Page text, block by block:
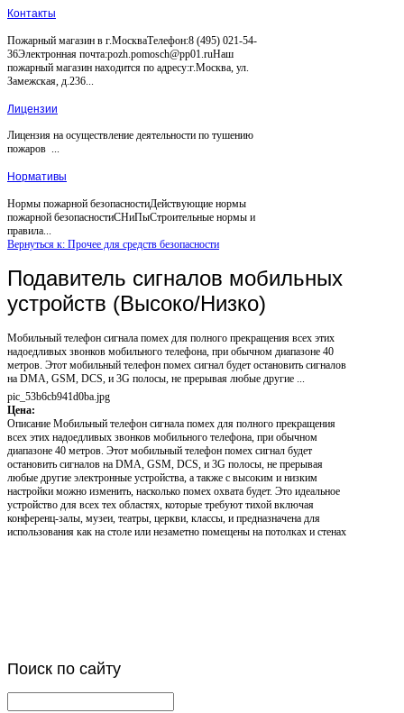
Контакты
Пожарный магазин в г.МоскваТелефон:8 (495) 021-54-
36Электронная почта:pozh.pomosch@pp01.ruНаш
пожарный магазин находится по адресу:г.Москва, ул.
Замежская, д.236...
Лицензии
Лицензия на осуществление деятельности по тушению
пожаров ...
Нормативы
Нормы пожарной безопасностиДействующие нормы
пожарной безопасностиСНиПыСтроительные нормы и
правила...
Вернуться к: Прочее для средств безопасности
Подавитель сигналов мобильных
устройств (Высоко/Низко)
Мобильный телефон сигнала помех для полного прекращения всех этих
надоедливых звонков мобильного телефона, при обычном диапазоне 40
метров. Этот мобильный телефон помех сигнал будет остановить сигналов
на DMA, GSM, DCS, и 3G полосы, не прерывая любые другие ...
pic_53b6cb941d0ba.jpg
Цена:
Описание Мобильный телефон сигнала помех для полного прекращения
всех этих надоедливых звонков мобильного телефона, при обычном
диапазоне 40 метров. Этот мобильный телефон помех сигнал будет
остановить сигналов на DMA, GSM, DCS, и 3G полосы, не прерывая
любые другие электронные устройства, а также с высоким и низким
настройки можно изменить, насколько помех охвата будет. Это идеальное
устройство для всех тех областях, которые требуют тихой включая
конференц-залы, музеи, театры, церкви, классы, и предназначена для
использования как на столе или незаметно помещены на потолках и стенах
Поиск по сайту